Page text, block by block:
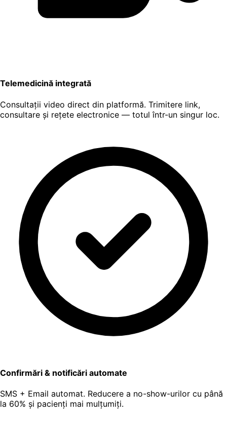
Telemedicină integrată
Consultații video direct din platformă. Trimitere link,
consultare și rețete electronice — totul într-un singur loc.
Confirmări & notificări automate
SMS + Email automat. Reducere a no-show-urilor cu până
la 60% și pacienți mai mulțumiți.